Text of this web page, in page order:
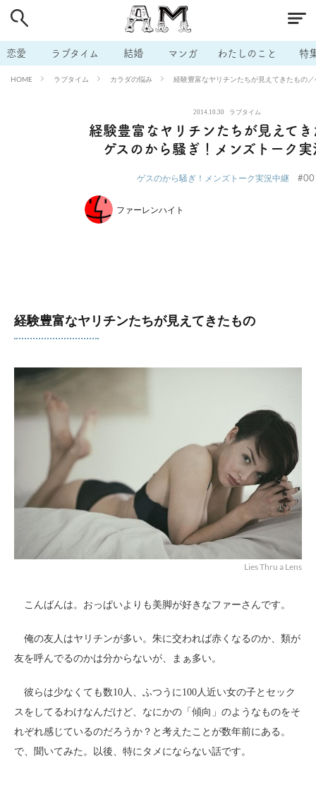
恋愛 ラブタイム 結婚 マンガ わたしのこと 特
HOME ラブタイム カラダの悩み 経験豊富なヤリチンたちが見えてきたもの
2014.10.30 ラブタイム
経験豊富なヤリチンたちが見えて
ゲスのから騒ぎ！メンズトーク実
ゲスのから騒ぎ！メンズトーク実況中継
ファーレンハイト
経験豊富なヤリチンたちが見えてきたもの
Lies Thru a Lens
こんばんは。おっぱいよりも美脚が好きなファーさんです。
俺の友人はヤリチンが多い。朱に交われば赤くなるのか、類が
友を呼んでるのかは分からないが、まぁ多い。
彼らは少なくても数10人、ふつうに100人近い女の子とセック
スをしてるわけなんだけど、なにかの「傾向」のようなものをそ
れぞれ感じているのだろうか？と考えたことが数年前にある。
で、聞いてみた。以後、特にタメにならない話です。
# 男の本音 # セフレ # 不倫
# 出会う方法 # マッチングアプリ # ラブグッズ # 体の相